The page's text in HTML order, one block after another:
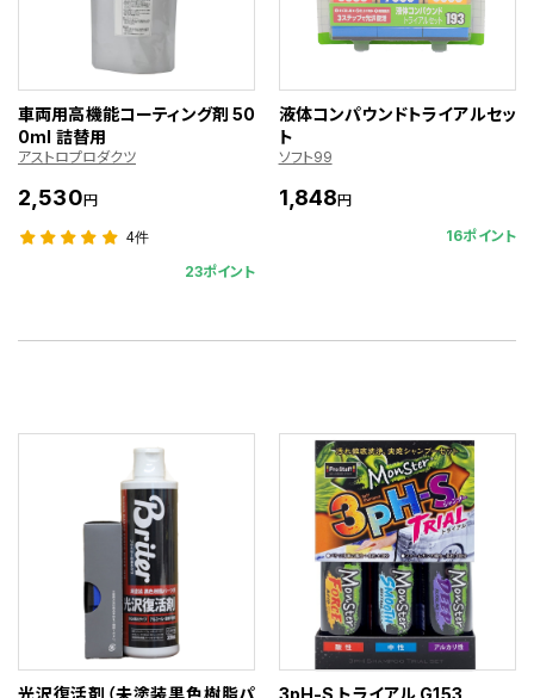
車両用高機能コーティング剤 50
0ml 詰替用
アストロプロダクツ
2,530円
4件
23ポイント
液体コンパウンドトライアルセッ
ト
ソフト99
1,848円
16ポイント